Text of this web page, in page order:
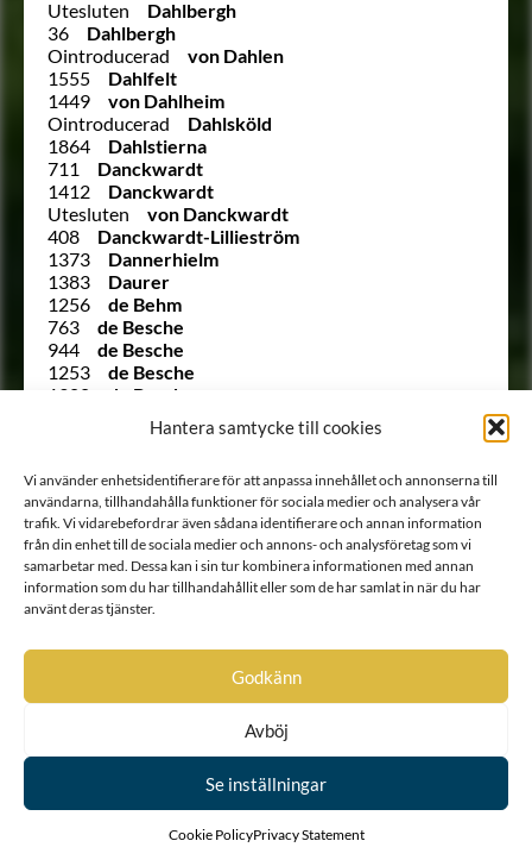
Hantera samtycke till cookies
Vi använder enhetsidentifierare för att anpassa innehållet och annonserna till
användarna, tillhandahålla funktioner för sociala medier och analysera vår
trafik. Vi vidarebefordrar även sådana identifierare och annan information
från din enhet till de sociala medier och annons- och analysföretag som vi
samarbetar med. Dessa kan i sin tur kombinera informationen med annan
information som du har tillhandahållit eller som de har samlat in när du har
använt deras tjänster.
Godkänn
Avböj
Se inställningar
Cookie PolicyPrivacy Statement
Utesluten
Dahlbergh
36
Dahlbergh
Ointroducerad
von Dahlen
1555
Dahlfelt
1449
von Dahlheim
Ointroducerad
Dahlsköld
1864
Dahlstierna
711
Danckwardt
1412
Danckwardt
Utesluten
von Danckwardt
408
Danckwardt-Lillieström
1373
Dannerhielm
1383
Daurer
1256
de Behm
763
de Besche
944
de Besche
1253
de Besche
1300
de Besche
de Briant
de Corroset
1375
de Frietzcky
1568
de Frumerie
291
De Geer
Ointroducerad
Degerfeldt
769
von der Deilen
584
de la Chapelle
3
De la Gardie
280
de la Motte
1299
de la Vallée
von Dellingshausen
de Moucheron